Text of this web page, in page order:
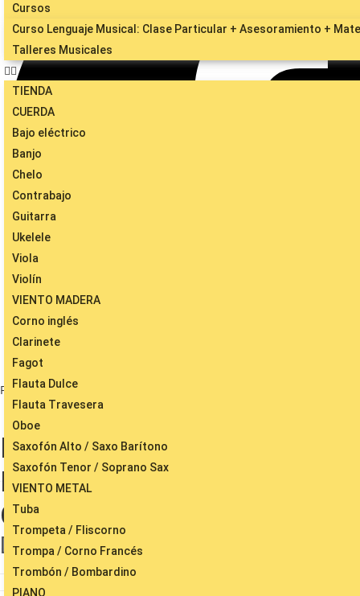
Cursos
Curso Lenguaje Musical: Clase Particular + Asesoramiento +
Talleres Musicales
TIENDA
CUERDA
Bajo eléctrico
Banjo
Chelo
Contrabajo
Guitarra
Ukelele
Viola
Violín
VIENTO MADERA
Corno inglés
Clarinete
Fagot
Flauta Dulce
Flauta Travesera
Oboe
Saxofón Alto / Saxo Barítono
Saxofón Tenor / Soprano Sax
VIENTO METAL
Tuba
Trompeta / Fliscorno
Trompa / Corno Francés
Trombón / Bombardino
PIANO
Facebook
La Sinda Tablatura y
Partitura del Punteo de
Guitarra con acordes
Desde:3,99€